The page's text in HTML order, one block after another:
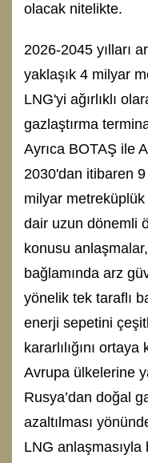
olacak nitelikte.
2026-2045 yılları
yaklaşık 4 milyar
LNG'yi ağırlıklı
gazlaştırma
Ayrıca BOTAŞ ile
2030'dan itibaren 9
milyar
dair uzun dönemli
konusu
bağlamında arz
yönelik tek taraflı
enerji sepetini
kararlılığını
Avrupa ülkelerine
Rusya’dan doğal
azaltılması
LNG anlaşmasıyla